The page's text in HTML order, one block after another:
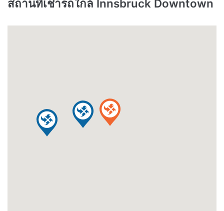
สถานที่เช่ารถใกล้ Innsbruck Downtown